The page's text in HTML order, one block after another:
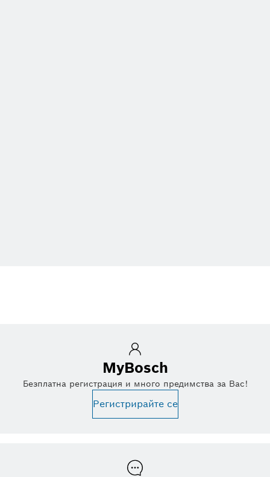
MyBosch
Безплатна регистрация и много предимства за Вас!
Регистрирайте се